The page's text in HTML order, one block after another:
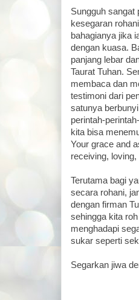
Sungguh sangat
kesegaran
bahagianya jika
dengan kuasa.
panjang lebar
Taurat Tuhan.
membaca dan
testimoni dari
satunya
perintah-
kita bisa
Your grace and
receiving,
Terutama bagi
secara rohani,
dengan firman
sehingga kita
menghadapi
sukar seperti
Segarkan jiwa